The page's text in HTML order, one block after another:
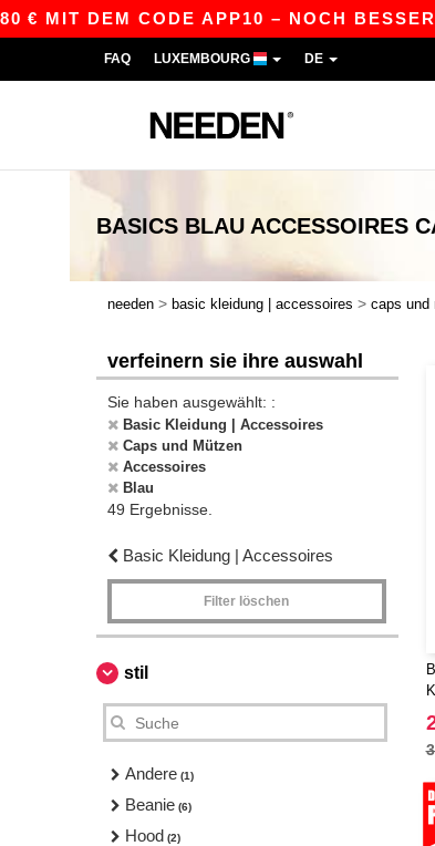
CODE APP10 – NOCH BESSERE
FAQ LUXEMBOURG DE
BASICS BLAU ACCESSOIRES
needen > basic kleidung | accessoires > caps und
verfeinern sie ihre auswahl
Sie haben ausgewählt: :
Basic Kleidung | Accessoires
Caps und Mützen
Accessoires
Blau
49 Ergebnisse.
Basic Kleidung | Accessoires
Filter löschen
stil
Andere (1)
Beanie (6)
Hood (2)